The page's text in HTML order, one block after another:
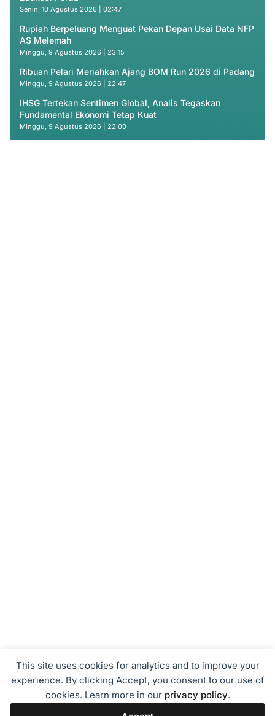
This site uses cookies for analytics and to improve your
experience. By clicking Accept, you consent to our use of
cookies. Learn more in our privacy policy.
Senin, 10 Agustus 2026 | 02:47
Rupiah Berpeluang Menguat Pekan Depan Usai Data NFP
AS Melemah
Minggu, 9 Agustus 2026 | 23:15
Ribuan Pelari Meriahkan Ajang BOM Run 2026 di Padang
Minggu, 9 Agustus 2026 | 22:47
IHSG Tertekan Sentimen Global, Analis Tegaskan
Fundamental Ekonomi Tetap Kuat
Minggu, 9 Agustus 2026 | 22:00
Tentang Kami Redaksi Disclaimer
Privacy Policy